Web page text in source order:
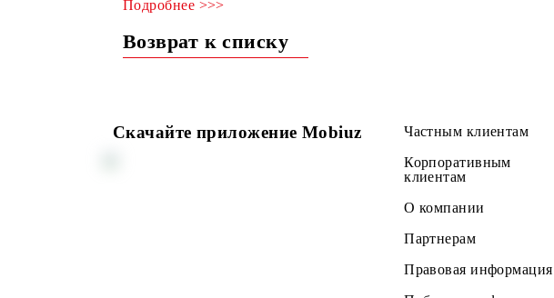
момента пополнения баланса.
Пример 4: 5 декабря абонент хочет перейти с ТП Mobi
этом случае переход не пройдет, т.к. не хватает ни